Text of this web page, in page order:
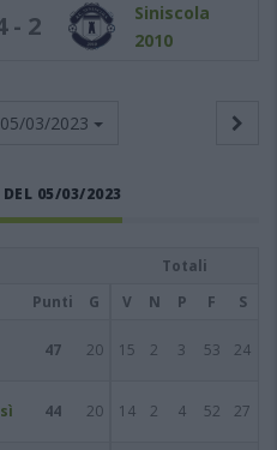
- 2
Siniscola
2010
05/03/2023
05/03/2023
Totali
Punti G V N P F S
47 20 15 2 3 53 24
44 20 14 2 4 52 27